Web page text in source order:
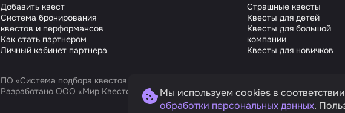
Добавить квест
Система бронирования
квестов и перформансов
Как стать партнером
Личный кабинет партнера
Страшные квесты
Квесты для детей
Квесты для большой
компании
Квесты для новичков
ПО «Система подбора квестов»
Разработано ООО «Мир Квестов С», ИНН 9725168751
Мы используем cookies в
обработки персональных данных.